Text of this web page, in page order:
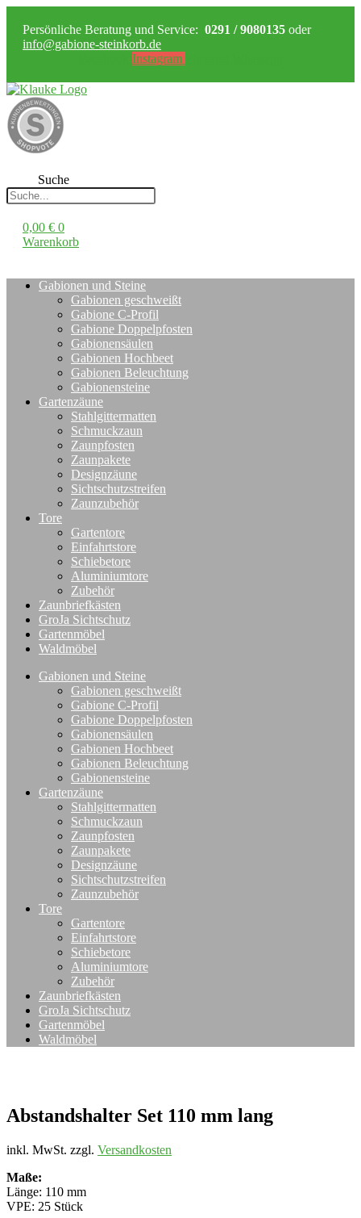
Persönliche Beratung und Service: 0291 / 9080135 oder
info@gabione-steinkorb.de
Instagram
Suche
0,00 € 0
Warenkorb
Gabionen und Steine
Gabionen geschweißt
Gabione C-Profil
Gabione Doppelpfosten
Gabionensäulen
Gabionen Hochbeet
Gabionen Beleuchtung
Gabionensteine
Gartenzäune
Stahlgittermatten
Schmuckzaun
Zaunpfosten
Zaunpakete
Designzäune
Sichtschutzstreifen
Zaunzubehör
Tore
Gartentore
Einfahrtstore
Schiebetore
Aluminiumtore
Zubehör
Zaunbriefkästen
GroJa Sichtschutz
Gartenmöbel
Waldmöbel
Gabionen und Steine
Gabionen geschweißt
Gabione C-Profil
Gabione Doppelpfosten
Gabionensäulen
Gabionen Hochbeet
Gabionen Beleuchtung
Gabionensteine
Gartenzäune
Stahlgittermatten
Schmuckzaun
Zaunpfosten
Zaunpakete
Designzäune
Sichtschutzstreifen
Zaunzubehör
Tore
Gartentore
Einfahrtstore
Schiebetore
Aluminiumtore
Zubehör
Zaunbriefkästen
GroJa Sichtschutz
Gartenmöbel
Waldmöbel
Abstandshalter Set 110 mm lang
inkl. MwSt. zzgl. Versandkosten
Maße:
Länge: 110 mm
VPE: 25 Stück